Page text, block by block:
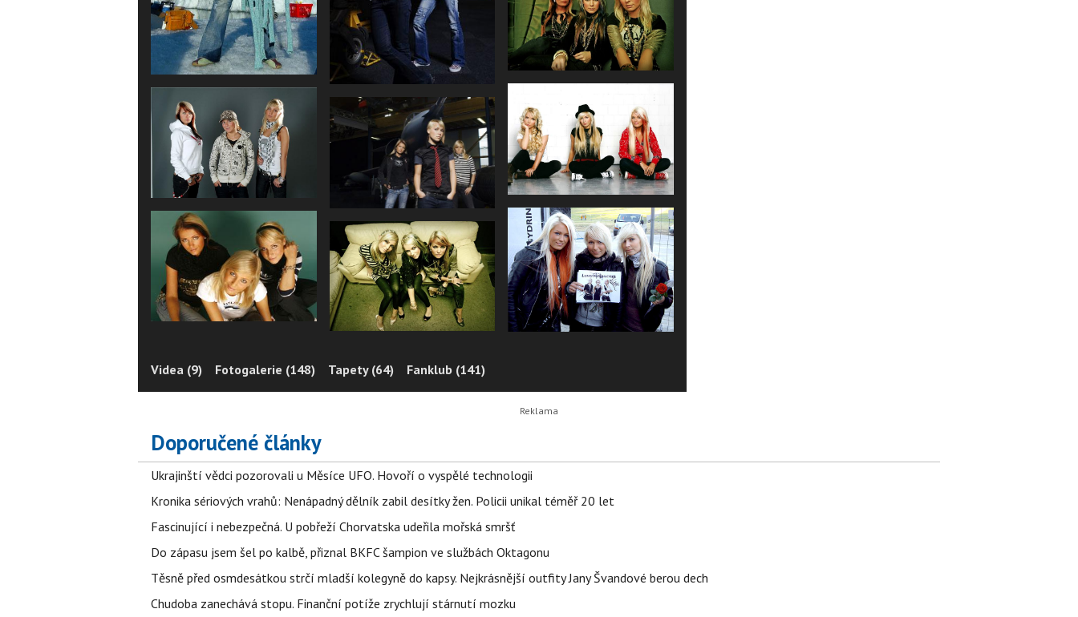
Videa (9) Fotogalerie (148) Tapety (64) Fanklub (141)
Doporučené články
Ukrajinští vědci pozorovali u Měsíce UFO. Hovoří o vyspělé technologii
Kronika sériových vrahů: Nenápadný dělník zabil desítky žen. Policii unikal téměř 20 let
Fascinující i nebezpečná. U pobřeží Chorvatska udeřila mořská smršť
Do zápasu jsem šel po kalbě, přiznal BKFC šampion ve službách Oktagonu
Těsně před osmdesátkou strčí mladší kolegyně do kapsy. Nejkrásnější outfity Jany Švandové berou dech
Chudoba zanechává stopu. Finanční potíže zrychlují stárnutí mozku